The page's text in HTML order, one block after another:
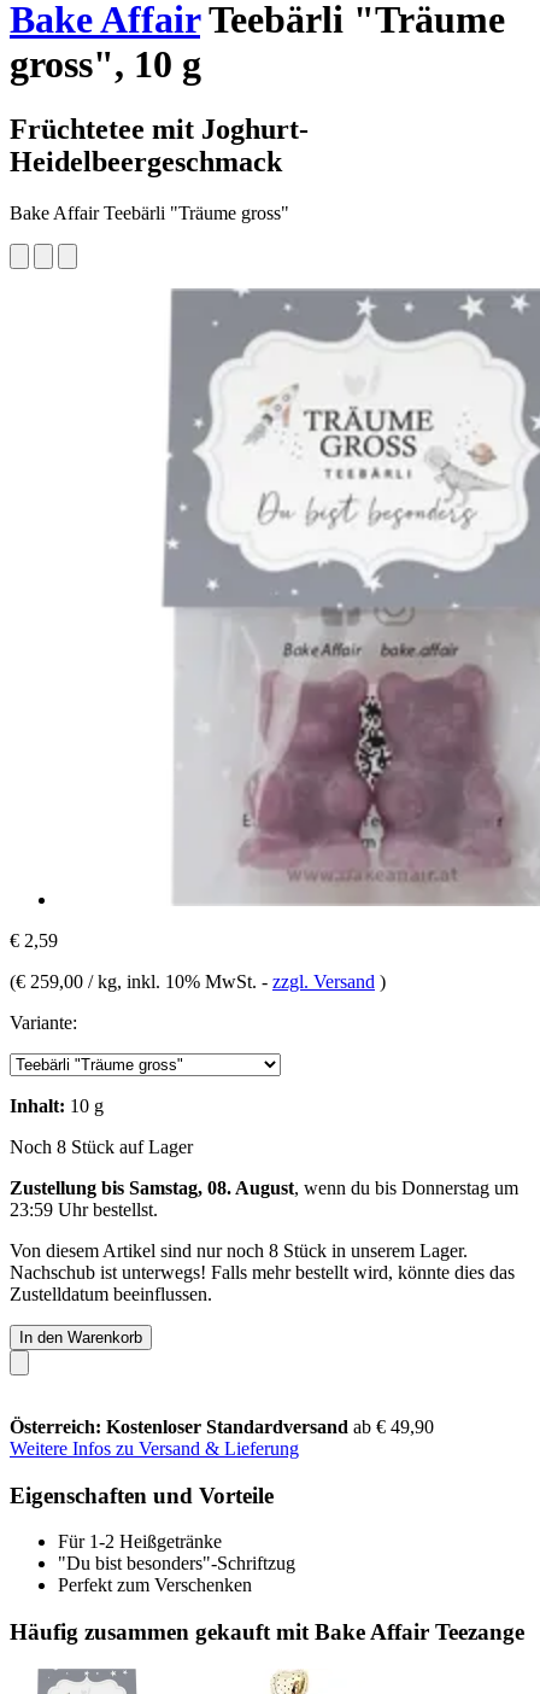
Bake AffairTeebärli "Träume
gross", 10 g
Früchtetee mit Joghurt-
Heidelbeergeschmack
Bake Affair Teebärli "Träume gross"
€ 2,59
(€ 259,00 / kg, inkl. 10% MwSt. - zzgl. Versand )
Variante:
Inhalt: 10 g
Noch 8 Stück auf Lager
Zustellung bis Samstag, 08. August, wenn du bis Donnerstag um
23:59 Uhrbestellst.
Von diesem Artikel sind nur noch 8 Stück in unserem Lager.
Nachschub ist unterwegs! Falls mehr bestellt wird, könnte dies das
Zustelldatum beeinflussen.
In den Warenkorb
Österreich: Kostenloser Standardversand ab € 49,90
Weitere Infos zu Versand & Lieferung
Eigenschaften und Vorteile
Für 1-2 Heißgetränke
"Du bist besonders"-Schriftzug
Perfekt zum Verschenken
Häufig zusammen gekauft mit Bake Affair Teezange